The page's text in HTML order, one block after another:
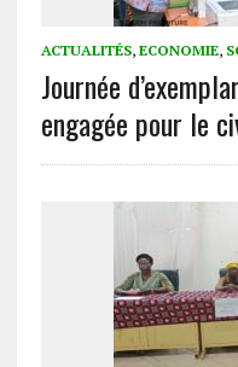
ACTUALITÉS, ECONOMIE,
Journée
engagée pour le